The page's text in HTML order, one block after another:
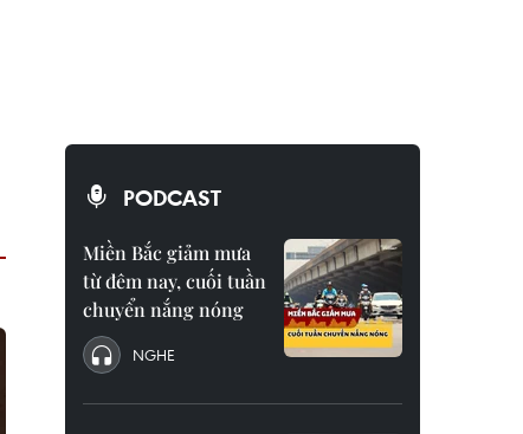
PODCAST
Miền Bắc giảm mưa
từ đêm nay, cuối tuần
chuyển nắng nóng
NGHE